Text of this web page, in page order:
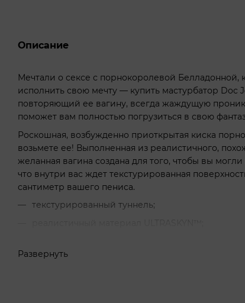
Описание
Мечтали о сексе с порнокоролевой Белладонной,
исполнить свою мечту — купить мастурбатор Doc
повторяющий ее вагину, всегда жаждущую
поможет вам полностью погрузиться в свою
Роскошная, возбужденно приоткрытая киска
возьмете ее! Выполненная из реалистичного,
желанная вагина создана для того, чтобы вы
что внутри вас ждет текстурированная
сантиметр вашего пениса.
текстурированный туннель;
удобно использовать одной рукой;
Развернуть